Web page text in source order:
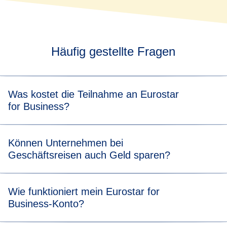
Häufig gestellte Fragen
Was kostet die Teilnahme an Eurostar
for Business?
kostenfrei.
Können Unternehmen bei
Geschäftsreisen auch Geld sparen?
Unternehmen gebucht hat, erhalten Sie ein kostenloses
Upgrade oder Freifahrtticket. Zum Eurostar Premier-Tarif
Wie funktioniert mein Eurostar for
Business-Konto?